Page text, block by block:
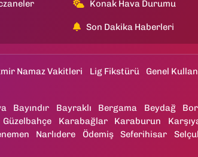
Konak Hava Durumu
Son Dakika Haberleri
Namaz Vakitleri Lig Fikstürü Genel
Bayındır Bayraklı Bergama Beydağ
Güzelbahçe Karabağlar Karaburun
Narlıdere Ödemiş Seferihisar